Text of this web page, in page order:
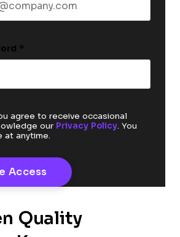
*
agree to receive occasional
our Privacy Policy. You
at anytime.
Quality